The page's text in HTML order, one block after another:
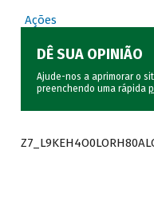
Ações
DÊ SUA OPINIÃO
Ajude-nos a aprimorar o
preenchendo uma rápida